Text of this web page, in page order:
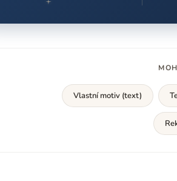
Vlastní motiv (text)